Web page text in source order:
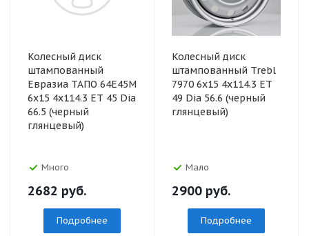
Колесный диск
штампованный
Евразиа ТАПО 64E45M
6x15 4x114.3 ET 45 Dia
66.5 (черный
глянцевый)
Много
2682 руб.
Подробнее
Колесный диск
штампованный Trebl
7970 6x15 4x114.3 ET
49 Dia 56.6 (черный
глянцевый)
Мало
2900 руб.
Подробнее